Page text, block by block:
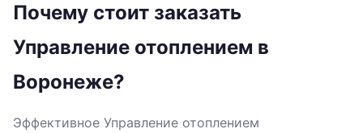
Почему стоит заказать
Управление отоплением в
Воронеже?
Эффективное Управление отоплением